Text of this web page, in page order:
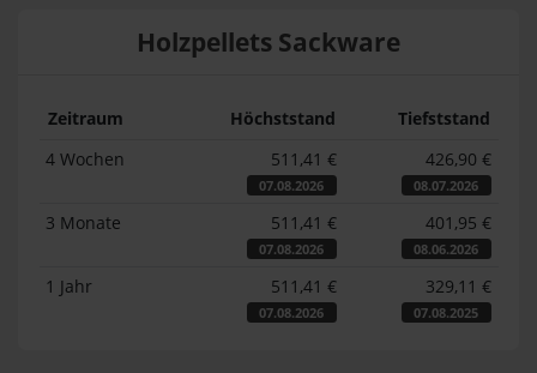
Holzpellets Sackware
Zeitraum Höchststand
Tiefststand
4 Wochen
511,41 €
07.08.2026
426,90 €
08.07.2026
3 Monate 511,41 €
07.08.2026
401,95 €
08.06.2026
1 Jahr 511,41 €
07.08.2026
329,11 €
07.08.2025